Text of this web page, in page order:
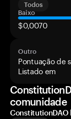
Todos
Baixo
$0,0070
Outro
Pontuação de
Listado em
comunidade
ConstitutionDAO